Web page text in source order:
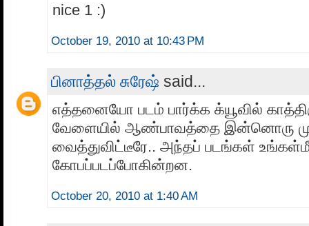
nice 1 :)
October 19, 2010 at 10:43 PM
பினாத்தல் சுரேஷ் said...
எத்தனையோ படம் பார்க்க க்யூவில்
வேளையில் ஆண்பாவத்தை இன்னொரு
வைத்துவிட்டீரே.. அந்தப் படங்கள்
கோபப்படப்போகின்றன.
October 20, 2010 at 1:40 AM